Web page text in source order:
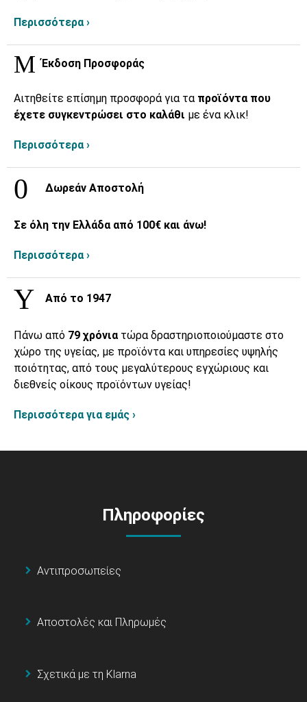
Περισσότερα ›
Έκδοση Προσφοράς
Αιτηθείτε επίσημη προσφορά για τα προϊόντα που
έχετε συγκεντρώσει στο καλάθι με ένα κλικ!
Περισσότερα ›
Δωρεάν Αποστολή
Σε όλη την Ελλάδα από 100€ και άνω!
Περισσότερα ›
Από το 1947
Πάνω από 79 χρόνια τώρα δραστηριοποιούμαστε στο
χώρο της υγείας, με προϊόντα και υπηρεσίες υψηλής
ποιότητας, από τους μεγαλύτερους εγχώριους και
διεθνείς οίκους προϊόντων υγείας!
Περισσότερα για εμάς ›
Πληροφορίες
Αντιπροσωπείες
Αποστολές και Πληρωμές
Σχετικά με τη Klarna